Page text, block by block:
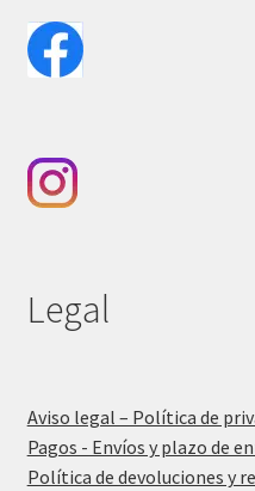
Legal
Aviso legal – Política de
Pagos - Envíos y plazo de
Política de devoluciones y